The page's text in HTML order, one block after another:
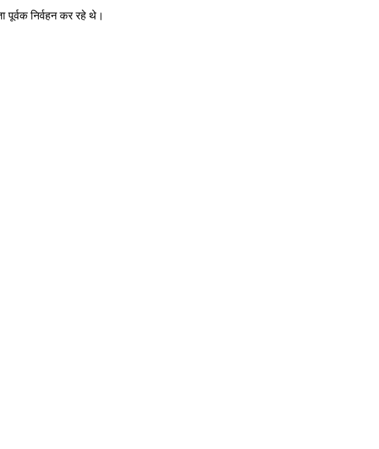
पूर्वक निर्वहन कर रहे थे।